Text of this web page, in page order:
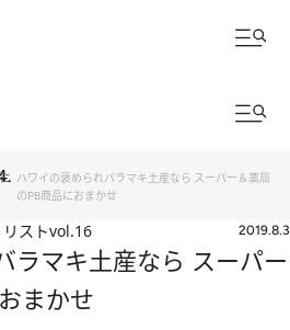
ハワイの褒められバラマキ土産なら スーパー＆薬局
のPB商品におまかせ
ストvol.16 2019.8.3
ラマキ土産なら スーパー
まかせ